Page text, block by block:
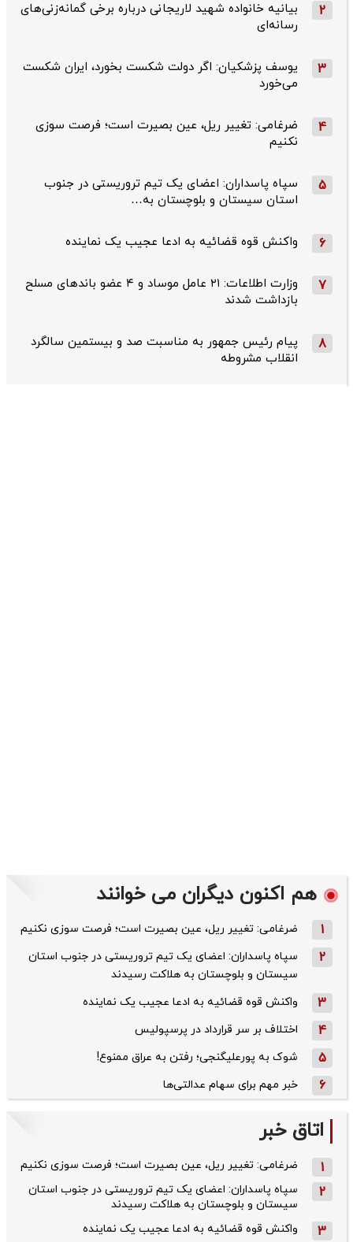
2
بیانیه خانواده شهید لاریجانی درباره برخی گمانه‌زنی‌های
رسانه‌ای
3
یوسف پزشکیان: اگر دولت شکست بخورد، ایران شکست
می‌خورد
4
ضرغامی: تغییر ریل، عین بصیرت است؛ فرصت سوزی
نکنیم
5
سپاه پاسداران: اعضای یک تیم تروریستی در جنوب
استان سیستان و بلوچستان به…
6 واکنش قوه قضائیه به ادعا عجیب یک نماینده
7
وزارت اطلاعات: ۲۱ عامل موساد و ۴ عضو باندهای مسلح
بازداشت شدند
8
پیام رئیس جمهور به مناسبت صد و بیستمین سالگرد
انقلاب مشروطه
هم اکنون دیگران می خوانند
1 ضرغامی: تغییر ریل، عین بصیرت است؛ فرصت سوزی نکنیم
2
سپاه پاسداران: اعضای یک تیم تروریستی در جنوب استان
سیستان و بلوچستان به هلاکت رسیدند
3 واکنش قوه قضائیه به ادعا عجیب یک نماینده
4 اختلاف بر سر قرارداد در پرسپولیس
5 شوک به پورعلیگنجی؛ رفتن به عراق ممنوع!
6 خبر مهم برای سهام عدالتی‌ها
اتاق خبر
1 ضرغامی: تغییر ریل، عین بصیرت است؛ فرصت سوزی نکنیم
2
سپاه پاسداران: اعضای یک تیم تروریستی در جنوب استان
سیستان و بلوچستان به هلاکت رسیدند
3 واکنش قوه قضائیه به ادعا عجیب یک نماینده